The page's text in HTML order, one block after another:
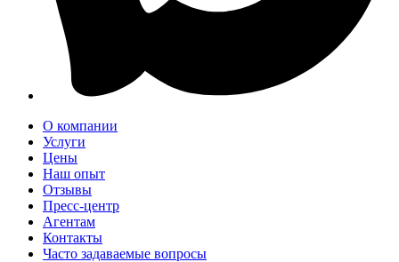
О компании
Услуги
Цены
Наш опыт
Отзывы
Пресс-центр
Агентам
Контакты
Часто задаваемые вопросы